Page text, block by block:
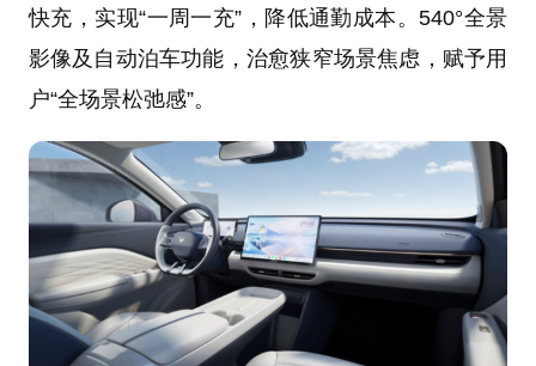
快充，实现“一周一充”，降低通勤成本。540°全景
影像及自动泊车功能，治愈狭窄场景焦虑，赋予用
户“全场景松弛感”。